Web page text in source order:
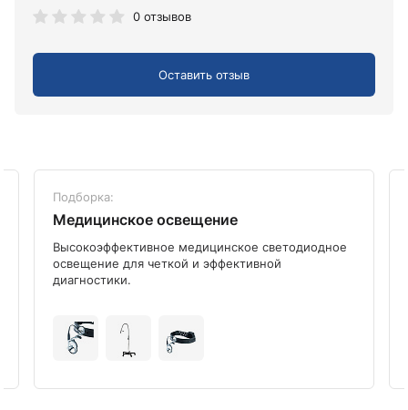
0 отзывов
Оставить отзыв
Подборка:
Медицинское освещение
Высокоэффективное медицинское светодиодное
освещение для четкой и эффективной
диагностики.